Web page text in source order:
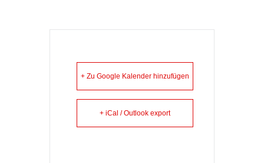
+ Zu Google Kalender hinzufügen
+ iCal / Outlook export